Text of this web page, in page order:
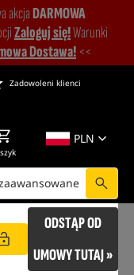
akcjaDARMOWA
Zaloguj się!Warunki
Dostawa! <<
Zadowoleni klienci
PLN
ODSTĄP OD
UMOWY TUTAJ »